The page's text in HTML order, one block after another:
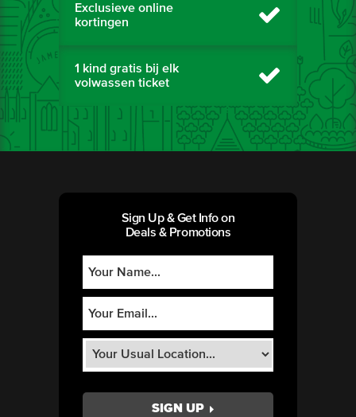
Exclusieve online
kortingen
1 kind gratis bij elk
volwassen ticket
Sign Up & Get Info on
Deals & Promotions